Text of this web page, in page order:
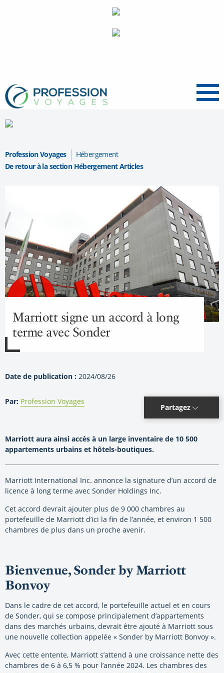
Menu
Profession Voyages
Hébergement
De retour à la section Hébergement Articles
Marriott signe un accord à long
terme avec Sonder
Date de publication : 2024/08/26
Par: Profession Voyages
Partagez
Marriott aura ainsi accès à un large inventaire de 10 500
appartements urbains et hôtels-boutiques.
Marriott International Inc. annonce la signature d’un accord de
licence à long terme avec Sonder Holdings Inc.
Cet accord devrait ajouter plus de 9 000 chambres au
portefeuille de Marriott d’ici la fin de l’année, et environ 1 500
chambres de plus dans un proche avenir.
Bienvenue, Sonder by Marriott
Bonvoy
Dans le cadre de cet accord, le portefeuille actuel et en cours
de Sonder, qui se compose principalement d’appartements
dans des marchés urbains, devrait être ajouté à Marriott sous
une nouvelle collection appelée « Sonder by Marriott Bonvoy ».
Avec cette entente, Marriott s’attend à une croissance nette des
chambres de 6 à 6,5 % pour l’année 2024. Les chambres des